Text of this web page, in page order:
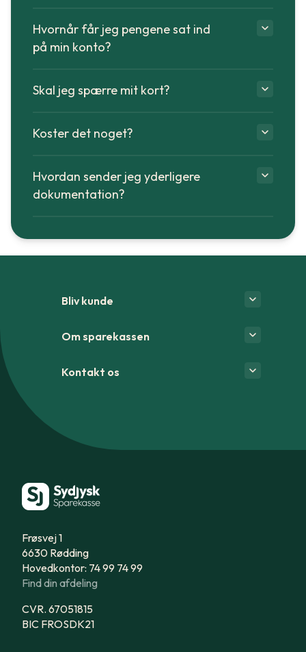
Hvornår får jeg pengene sat ind
på min konto?
Skal jeg spærre mit kort?
Koster det noget?
Hvordan sender jeg yderligere
dokumentation?
Bliv kunde
Om sparekassen
Kontakt os
Frøsvej 1
6630 Rødding
Hovedkontor: 74 99 74 99
Find din afdeling
CVR. 67051815
BIC FROSDK21